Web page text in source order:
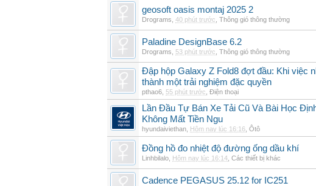
geosoft oasis montaj 2025 2
Drograms 40 phút trước Thông gió thông thường
Paladine DesignBase 6.2
Drograms 53 phút trước Thông gió thông thường
Đập hộp Galaxy Z Fold8 đợt đầu: Khi việc
thành một trải nghiệm đặc quyền
pthao6 55 phút trước Điện thoại
Lần Đầu Tự Bán Xe Tải Cũ Và Bài Học
Không Mất Tiền Ngu
hyundaiviethan Hôm nay lúc 16:16 Ôtô
Đồng hồ đo nhiệt độ đường ống dầu khí
Linhbilalo Hôm nay lúc 16:14 Các thiết bị khác
Cadence PEGASUS 25.12 for IC251